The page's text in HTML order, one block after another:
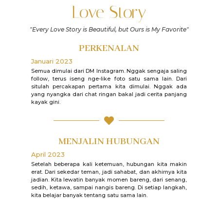
Love Story
"Every Love Story is Beautiful, but Ours is My Favorite"
PERKENALAN
Januari 2023
Semua dimulai dari DM Instagram. Nggak sengaja saling
follow, terus iseng nge-like foto satu sama lain. Dari
situlah percakapan pertama kita dimulai. Nggak ada
yang nyangka dari chat ringan bakal jadi cerita panjang
kayak gini.
MENJALIN HUBUNGAN
April 2023
Setelah beberapa kali ketemuan, hubungan kita makin
erat. Dari sekedar teman, jadi sahabat, dan akhirnya kita
jadian. Kita lewatin banyak momen bareng, dari senang,
sedih, ketawa, sampai nangis bareng. Di setiap langkah,
kita belajar banyak tentang satu sama lain.